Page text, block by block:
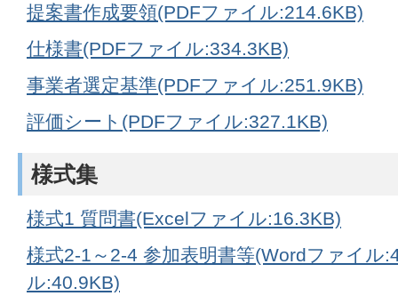
提案書作成要領(PDFファイル:214.6KB)
仕様書(PDFファイル:334.3KB)
事業者選定基準(PDFファイル:251.9KB)
評価シート(PDFファイル:327.1KB)
様式集
様式1 質問書(Excelファイル:16.3KB)
様式2-1～2-4 参加表明書等(Wordファイル
ル:40.9KB)